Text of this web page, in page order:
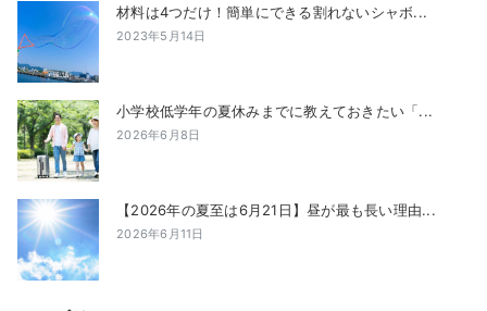
材料は4つだけ！簡単にできる割れないシャボ...
2023年5月14日
小学校低学年の夏休みまでに教えておきたい「...
2026年6月8日
【2026年の夏至は6月21日】昼が最も長い理由...
2026年6月11日